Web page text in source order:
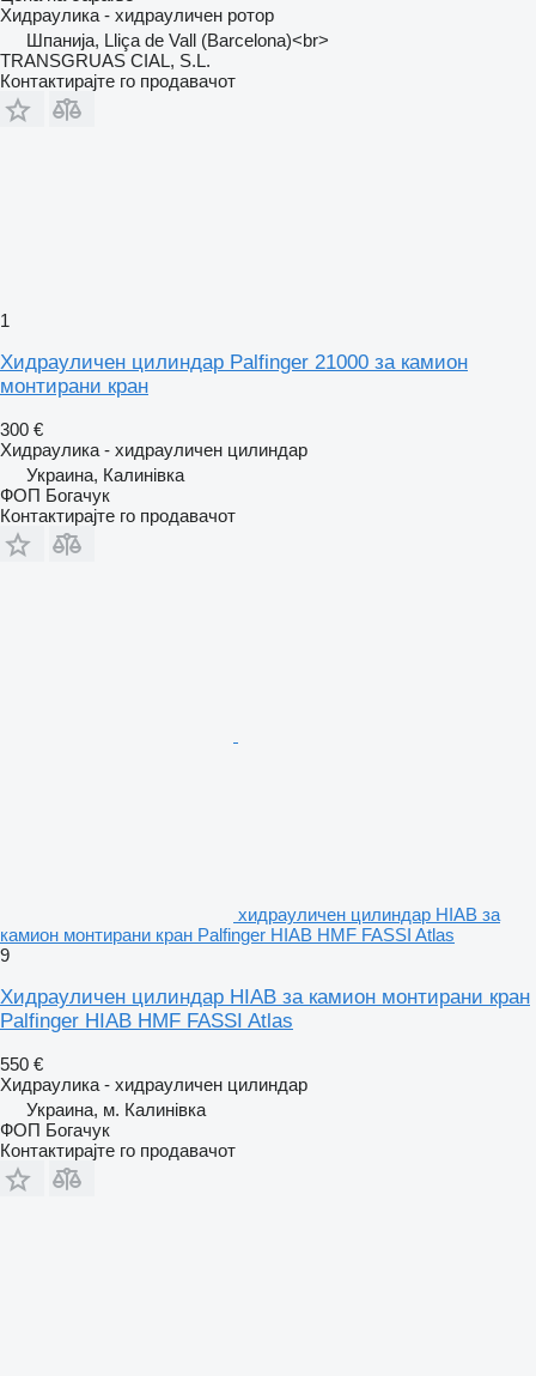
Хидраулика - хидрауличен ротор
Шпанија, Lliça de Vall (Barcelona)<br>
TRANSGRUAS CIAL, S.L.
Контактирајте го продавачот
1
Хидрауличен цилиндар Palfinger 21000 за камион
монтирани кран
300 €
Хидраулика - хидрауличен цилиндар
Украина, Калинівка
ФОП Богачук
Контактирајте го продавачот
хидрауличен цилиндар HIAB за
камион монтирани кран Palfinger HIAB HMF FASSI Atlas
9
Хидрауличен цилиндар HIAB за камион монтирани кран
Palfinger HIAB HMF FASSI Atlas
550 €
Хидраулика - хидрауличен цилиндар
Украина, м. Калинівка
ФОП Богачук
Контактирајте го продавачот